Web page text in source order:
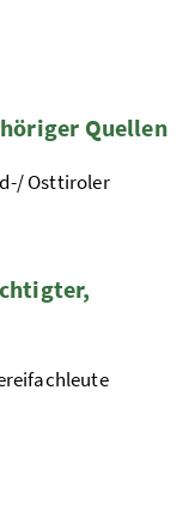
Quellen
Osttiroler